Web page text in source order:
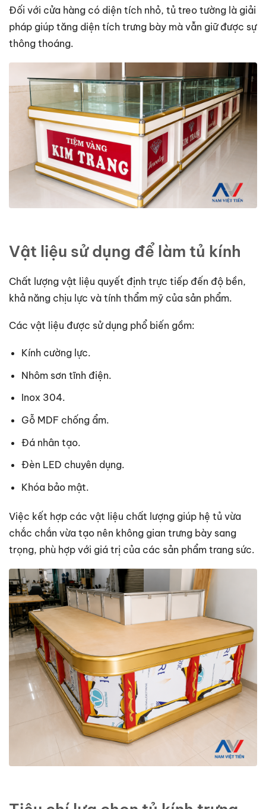
Đối với cửa hàng có diện tích nhỏ, tủ treo tường là giải
pháp giúp tăng diện tích trưng bày mà vẫn giữ được sự
thông thoáng.
Vật liệu sử dụng để làm tủ kính
Chất lượng vật liệu quyết định trực tiếp đến độ bền,
khả năng chịu lực và tính thẩm mỹ của sản phẩm.
Các vật liệu được sử dụng phổ biến gồm:
Kính cường lực.
Nhôm sơn tĩnh điện.
Inox 304.
Gỗ MDF chống ẩm.
Đá nhân tạo.
Đèn LED chuyên dụng.
Khóa bảo mật.
Việc kết hợp các vật liệu chất lượng giúp hệ tủ vừa
chắc chắn vừa tạo nên không gian trưng bày sang
trọng, phù hợp với giá trị của các sản phẩm trang sức.